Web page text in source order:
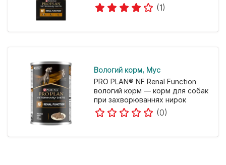
(1)
Вологий корм Мус
PRO PLAN® NF Renal Function
вологий корм — корм для собак
при захворюваннях нирок
(0)